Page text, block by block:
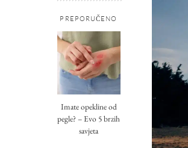
PREPORUČENO
Imate opekline od
pegle? – Evo 5 brzih
savjeta